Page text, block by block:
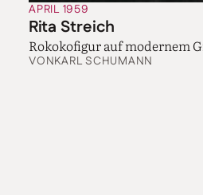
APRIL 1959
Rita Streich
Rokokofigur auf modernem
VONKARL SCHUMANN